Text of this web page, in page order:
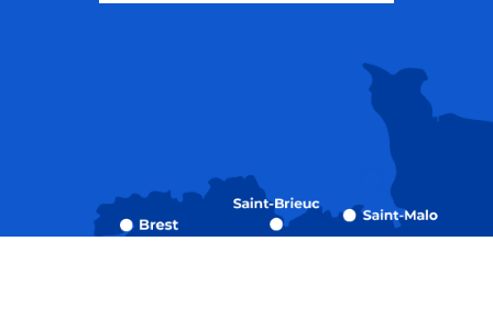
Recherche